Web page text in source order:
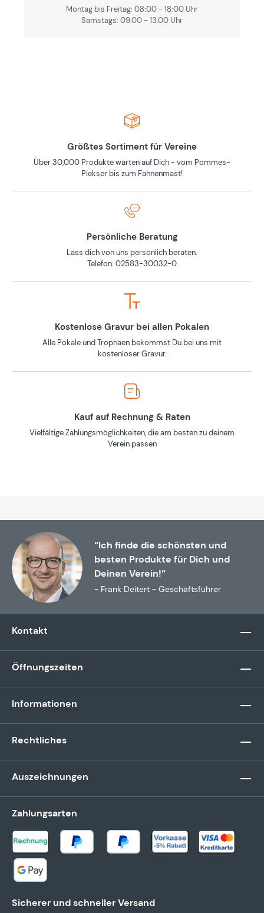
Montag bis Freitag: 08:00 - 18:00 Uhr
Samstags: 09.00 - 13.00 Uhr
Größtes Sortiment für Vereine
Über 30,000 Produkte warten auf Dich - vom Pommes-
Piekser bis zum Fahnenmast!
Persönliche Beratung
Lass dich von uns persönlich beraten.
Telefon: 02583-30032-0
Kostenlose Gravur bei allen Pokalen
Alle Pokale und Trophäen bekommst Du bei uns mit
kostenloser Gravur.
Kauf auf Rechnung & Raten
Vielfältige Zahlungsmöglichkeiten, die am besten zu deinem
Verein passen
“Ich finde die schönsten und
besten Produkte für Dich und
Deinen Verein!”
- Frank Deitert - Geschäftsführer
Kontakt
Öffnungszeiten
Informationen
Rechtliches
Auszeichnungen
Zahlungsarten
Sicherer und schneller Versand